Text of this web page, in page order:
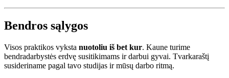
Bendros sąlygos
Visos praktikos vyksta nuotoliu iš bet kur. Kaune turime
bendradarbystės erdvę susitikimams ir darbui gyvai. Tvarkaraštį
susideriname pagal tavo studijas ir mūsų darbo ritmą.